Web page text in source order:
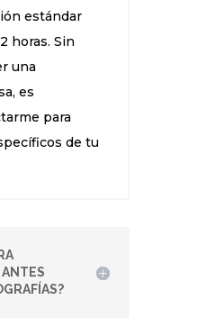
estándar
horas. Sin
una
es
para
de tu
ANTES